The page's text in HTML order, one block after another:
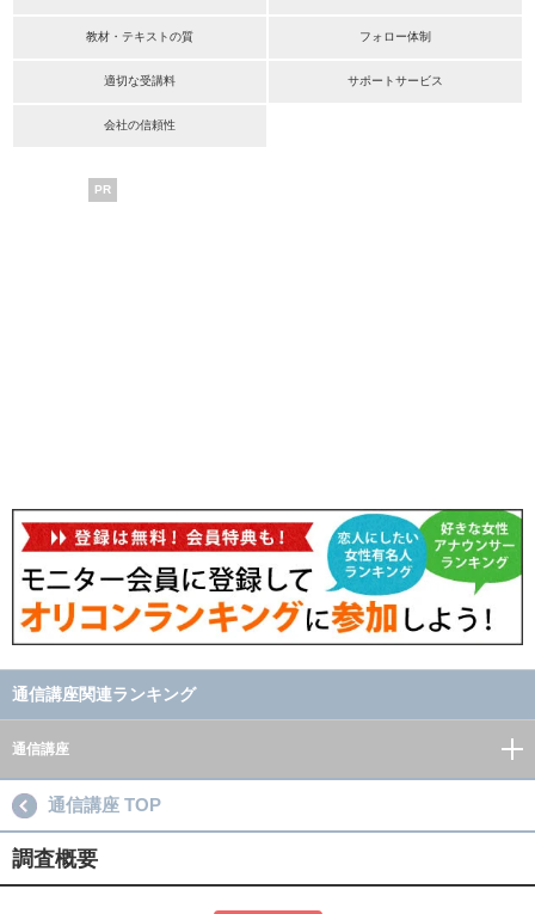
教材・テキストの質 フォロー体制
適切な受講料 サポートサービス
会社の信頼性
PR
通信講座関連ランキング
通信講座
通信講座 TOP
調査概要